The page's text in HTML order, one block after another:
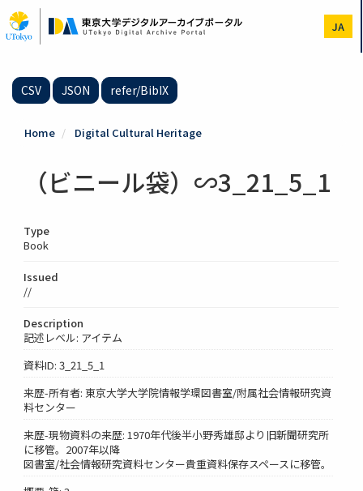
to
main
JA
CSV JSON refer/BibIX
Home Digital Cultural Heritage
（ビニール袋）∽3_21_5_1
Type
Book
Issued
//
Description
記述レベル: アイテム
資料ID: 3_21_5_1
来歴-所有者: 東京大学大学院情報学環図書室/附属社会情報研究資
料センター
来歴-現物資料の来歴: 1970年代後半小野秀雄邸より旧新聞研究所
に移管。2007年以降
図書室/社会情報研究資料センター貴重資料保存スペースに移管。